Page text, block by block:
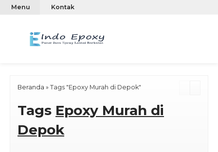
Menu Kontak
Beranda » Tags "Epoxy Murah di Depok"
Tags Epoxy Murah di
Depok